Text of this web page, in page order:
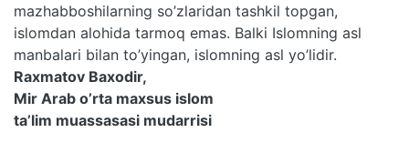
mazhabboshilarning so’zlaridan tashkil topgan,
islomdan alohida tarmoq emas. Balki Islomning asl
manbalari bilan to’yingan, islomning asl yo’lidir.
Raxmatov Baxodir,
Mir Arab o’rta maxsus islom
ta’lim muassasasi mudarrisi